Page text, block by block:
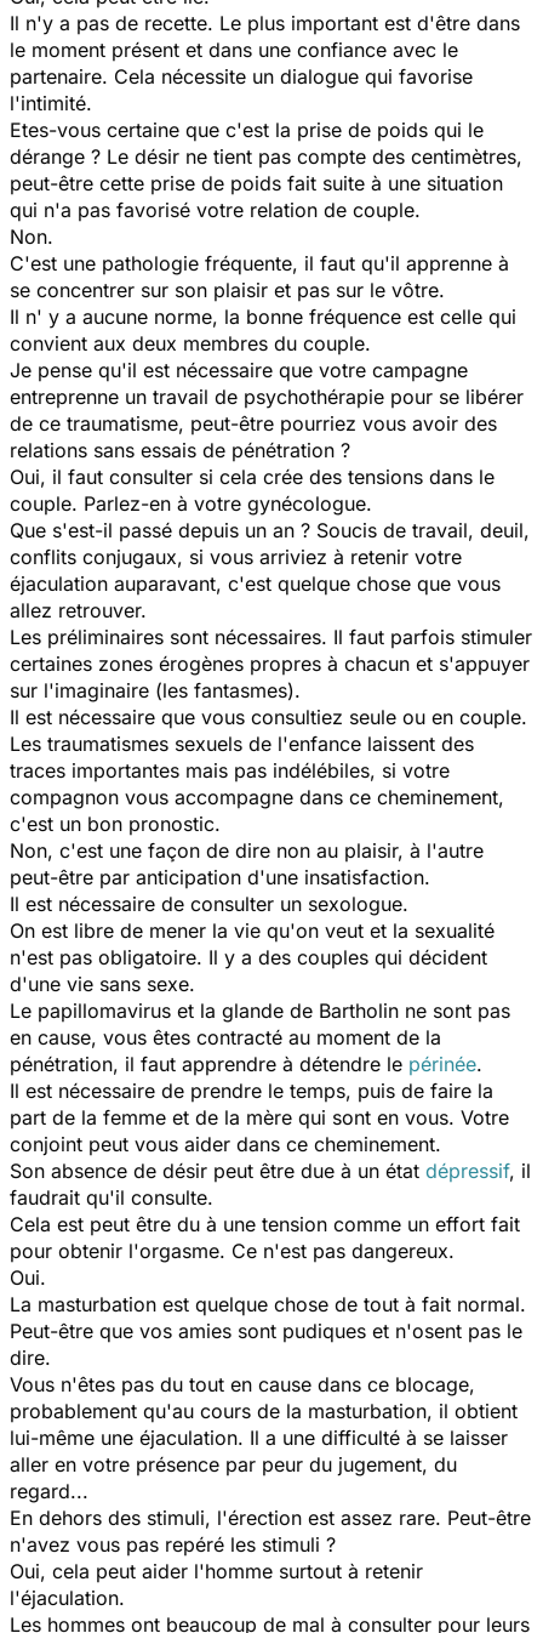
Il n'y a pas de recette. Le plus important est d'être dans
le moment présent et dans une confiance avec le
partenaire. Cela nécessite un dialogue qui favorise
l'intimité.
Etes-vous certaine que c'est la prise de poids qui le
dérange ? Le désir ne tient pas compte des centimètres,
peut-être cette prise de poids fait suite à une situation
qui n'a pas favorisé votre relation de couple.
Non.
C'est une pathologie fréquente, il faut qu'il apprenne à
se concentrer sur son plaisir et pas sur le vôtre.
Il n' y a aucune norme, la bonne fréquence est celle qui
convient aux deux membres du couple.
Je pense qu'il est nécessaire que votre campagne
entreprenne un travail de psychothérapie pour se libérer
de ce traumatisme, peut-être pourriez vous avoir des
relations sans essais de pénétration ?
Oui, il faut consulter si cela crée des tensions dans le
couple. Parlez-en à votre gynécologue.
Que s'est-il passé depuis un an ? Soucis de travail, deuil,
conflits conjugaux, si vous arriviez à retenir votre
éjaculation auparavant, c'est quelque chose que vous
allez retrouver.
Les préliminaires sont nécessaires. Il faut parfois stimuler
certaines zones érogènes propres à chacun et s'appuyer
sur l'imaginaire (les fantasmes).
Il est nécessaire que vous consultiez seule ou en couple.
Les traumatismes sexuels de l'enfance laissent des
traces importantes mais pas indélébiles, si votre
compagnon vous accompagne dans ce cheminement,
c'est un bon pronostic.
Non, c'est une façon de dire non au plaisir, à l'autre
peut-être par anticipation d'une insatisfaction.
Il est nécessaire de consulter un sexologue.
On est libre de mener la vie qu'on veut et la sexualité
n'est pas obligatoire. Il y a des couples qui décident
d'une vie sans sexe.
Le papillomavirus et la glande de Bartholin ne sont pas
en cause, vous êtes contracté au moment de la
pénétration, il faut apprendre à détendre le périnée.
Il est nécessaire de prendre le temps, puis de faire la
part de la femme et de la mère qui sont en vous. Votre
conjoint peut vous aider dans ce cheminement.
Son absence de désir peut être due à un état dépressif, il
faudrait qu'il consulte.
Cela est peut être du à une tension comme un effort fait
pour obtenir l'orgasme. Ce n'est pas dangereux.
Oui.
La masturbation est quelque chose de tout à fait normal.
Peut-être que vos amies sont pudiques et n'osent pas le
dire.
Vous n'êtes pas du tout en cause dans ce blocage,
probablement qu'au cours de la masturbation, il obtient
lui-même une éjaculation. Il a une difficulté à se laisser
aller en votre présence par peur du jugement, du
regard...
En dehors des stimuli, l'érection est assez rare. Peut-être
n'avez vous pas repéré les stimuli ?
Oui, cela peut aider l'homme surtout à retenir
l'éjaculation.
Les hommes ont beaucoup de mal à consulter pour leurs